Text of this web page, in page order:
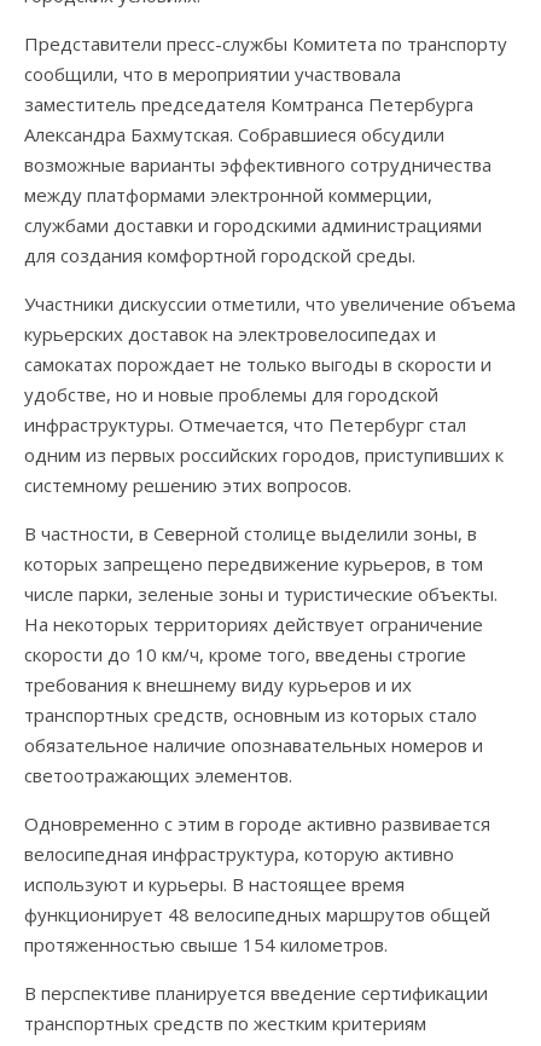
Представители пресс-службы Комитета по транспорту
сообщили, что в мероприятии участвовала
заместитель председателя Комтранса Петербурга
Александра Бахмутская. Собравшиеся обсудили
возможные варианты эффективного сотрудничества
между платформами электронной коммерции,
службами доставки и городскими администрациями
для создания комфортной городской среды.
Участники дискуссии отметили, что увеличение объема
курьерских доставок на электровелосипедах и
самокатах порождает не только выгоды в скорости и
удобстве, но и новые проблемы для городской
инфраструктуры. Отмечается, что Петербург стал
одним из первых российских городов, приступивших к
системному решению этих вопросов.
В частности, в Северной столице выделили зоны, в
которых запрещено передвижение курьеров, в том
числе парки, зеленые зоны и туристические объекты.
На некоторых территориях действует ограничение
скорости до 10 км/ч, кроме того, введены строгие
требования к внешнему виду курьеров и их
транспортных средств, основным из которых стало
обязательное наличие опознавательных номеров и
светоотражающих элементов.
Одновременно с этим в городе активно развивается
велосипедная инфраструктура, которую активно
используют и курьеры. В настоящее время
функционирует 48 велосипедных маршрутов общей
протяженностью свыше 154 километров.
В перспективе планируется введение сертификации
транспортных средств по жестким критериям